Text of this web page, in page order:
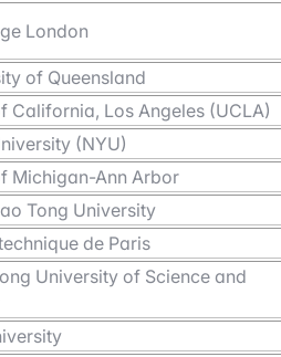
London
of Queensland
California, Los Angeles (UCLA)
(NYU)
Michigan-Ann Arbor
Tong University
de Paris
University of Science and